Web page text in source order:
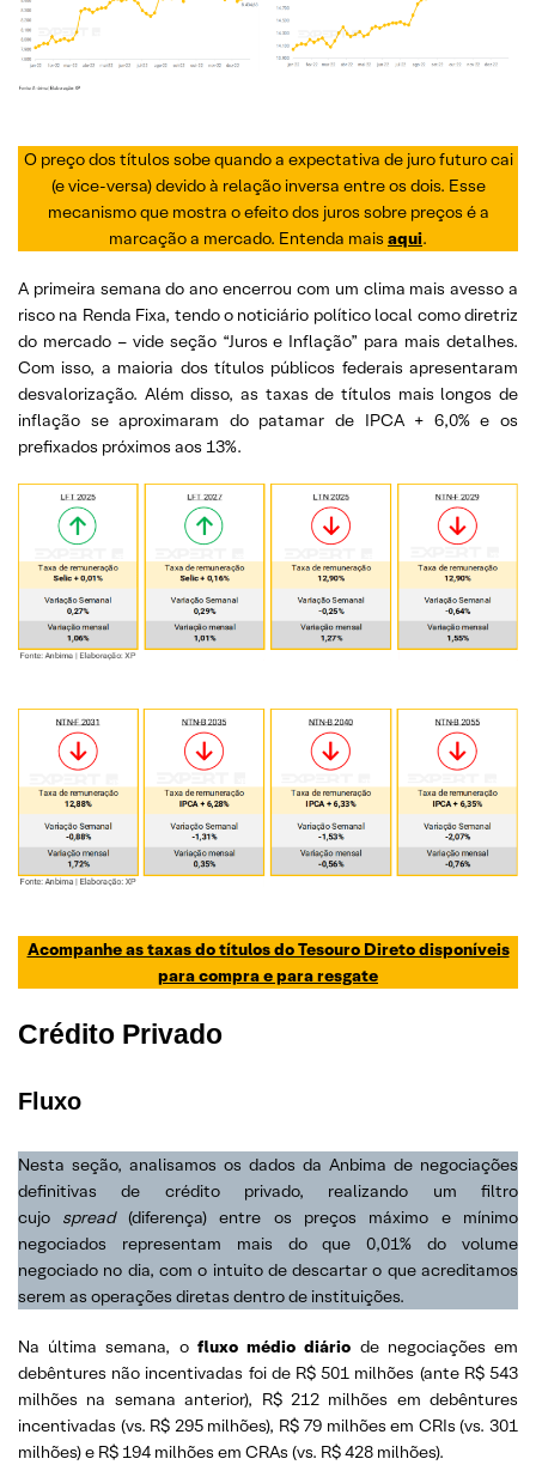
O preço dos títulos sobe quando a expectativa de juro futuro cai
(e vice-versa) devido à relação inversa entre os dois. Esse
mecanismo que mostra o efeito dos juros sobre preços é a
marcação a mercado. Entenda mais aqui.
A primeira semana do ano encerrou com um clima mais avesso a
risco na Renda Fixa, tendo o noticiário político local como diretriz
do mercado – vide seção “Juros e Inflação” para mais detalhes.
Com isso, a maioria dos títulos públicos federais apresentaram
desvalorização. Além disso, as taxas de títulos mais longos de
inflação se aproximaram do patamar de IPCA + 6,0% e os
prefixados próximos aos 13%.
Acompanhe as taxas do títulos do Tesouro Direto disponíveis
para compra e para resgate
Crédito Privado
Fluxo
Nesta seção, analisamos os dados da Anbima de negociações
definitivas de crédito privado, realizando um filtro
cujo spread(diferença) entre os preços máximo e mínimo
negociados representam mais do que 0,01% do volume
negociado no dia, com o intuito de descartar o que acreditamos
serem as operações diretas dentro de instituições.
Na última semana, o fluxo médio diário de negociações em
debêntures não incentivadas foi de R$ 501 milhões (ante R$ 543
milhões na semana anterior), R$ 212 milhões em debêntures
incentivadas (vs. R$ 295 milhões), R$ 79 milhões em CRIs (vs. 301
milhões) e R$ 194 milhões em CRAs (vs. R$ 428 milhões).